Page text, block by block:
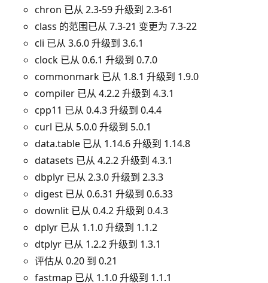
chron 已从 2.3-59 升级到 2.3-61
class 的范围已从 7.3-21 变更为 7.3-22
cli 已从 3.6.0 升级到 3.6.1
clock 已从 0.6.1 升级到 0.7.0
commonmark 已从 1.8.1 升级到 1.9.0
compiler 已从 4.2.2 升级到 4.3.1
cpp11 已从 0.4.3 升级到 0.4.4
curl 已从 5.0.0 升级到 5.0.1
data.table 已从 1.14.6 升级到 1.14.8
datasets 已从 4.2.2 升级到 4.3.1
dbplyr 已从 2.3.0 升级到 2.3.3
digest 已从 0.6.31 升级到 0.6.33
downlit 已从 0.4.2 升级到 0.4.3
dplyr 已从 1.1.0 升级到 1.1.2
dtplyr 已从 1.2.2 升级到 1.3.1
评估从 0.20 到 0.21
fastmap 已从 1.1.0 升级到 1.1.1